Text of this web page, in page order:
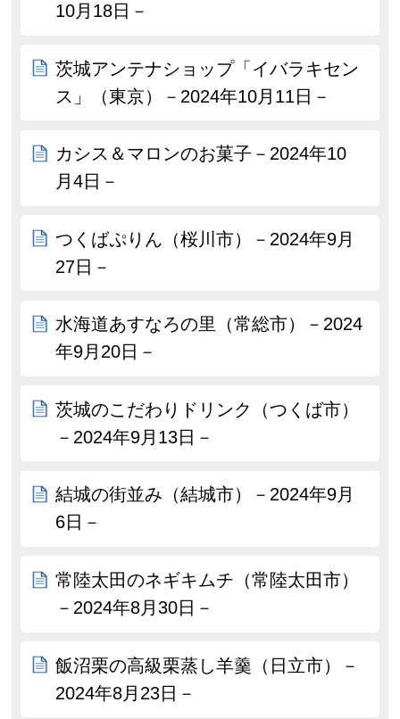
10月18日－
茨城アンテナショップ「イバラキセン
ス」（東京）－2024年10月11日－
カシス＆マロンのお菓子－2024年10
月4日－
つくばぷりん（桜川市）－2024年9月
27日－
水海道あすなろの里（常総市）－2024
年9月20日－
茨城のこだわりドリンク（つくば市）
－2024年9月13日－
結城の街並み（結城市）－2024年9月
6日－
常陸太田のネギキムチ（常陸太田市）
－2024年8月30日－
飯沼栗の高級栗蒸し羊羹（日立市）－
2024年8月23日－